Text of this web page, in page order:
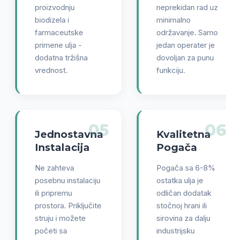
proizvodnju
biodizela i
farmaceutske
primene ulja -
dodatna tržišna
vrednost.
neprekidan rad uz
minimalno
održavanje. Samo
jedan operater je
dovoljan za punu
funkciju.
05
Jednostavna
Instalacija
Ne zahteva
posebnu instalaciju
ili pripremu
prostora. Priključite
struju i možete
početi sa
06
Kvalitetna
Pogača
Pogača sa 6-8%
ostatka ulja je
odličan dodatak
stočnoj hrani ili
sirovina za dalju
industrijsku